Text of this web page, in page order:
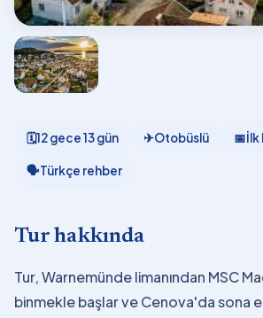
🗓12 gece 13 gün ✈Otobüslü 📅İlk
🗣Türkçe rehber
Tur hakkında
Tur, Warnemünde limanından MSC
binmekle başlar ve Cenova'da sona